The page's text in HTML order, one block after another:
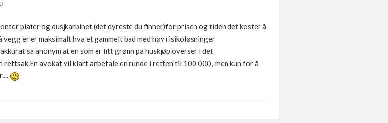
0
plater og dusjkarbinet (det dyreste du finner)for prisen og tiden det koster å
vegg er er maksimalt hva et gammelt bad med høy risikoløsninger
så anonym at en som er litt grønn på huskjøp overser i det
rettsak.En avokat vil klart anbefale en runde i retten til 100 000,-men kun for å